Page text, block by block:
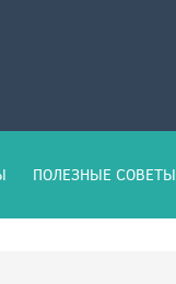
ПОЛЕЗНЫЕ СОВЕТЫ